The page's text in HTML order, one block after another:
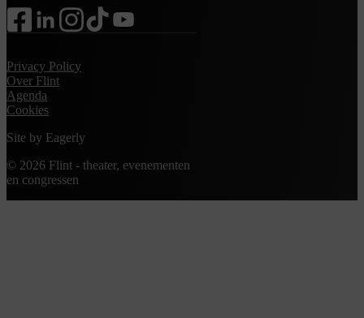
facebooklinkedininstagram
tiktok youtube
Privacy Policy
Over Flint
Agenda
Cookies
Site by Eagerly
© 2026 Flint - theater, evenementen
en congressen